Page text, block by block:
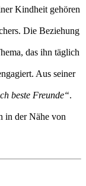
Kindheit gehören
Die Beziehung
das ihn täglich
Aus seiner
beste Freunde“.
in der Nähe von